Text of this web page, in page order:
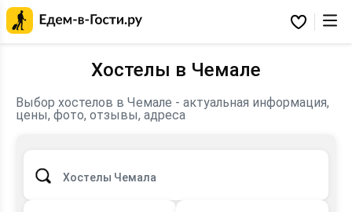
Избранное
Хостелы в Чемале
Выбор хостелов в Чемале - актуальная информация,
цены, фото, отзывы, адреса
Хостелы Чемала